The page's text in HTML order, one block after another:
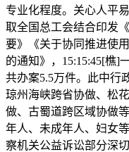
专业化程度。关心人平
取全国总工会结合印发
要》《关于协同推进使
的通知》，15:15:45[樵]
共办案5.5万件。此中行
琼州海峡跨省协做、松
做、古蜀道跨区域协做
年人、未成年人、妇女
察机关公益诉讼部分深